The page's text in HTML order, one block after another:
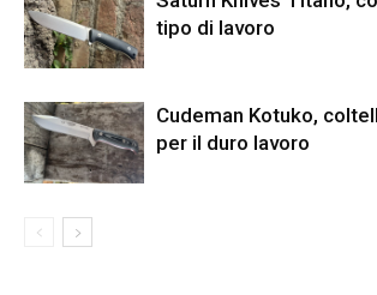
tipo di lavoro
Cudeman Kotuko,
per il duro lavoro